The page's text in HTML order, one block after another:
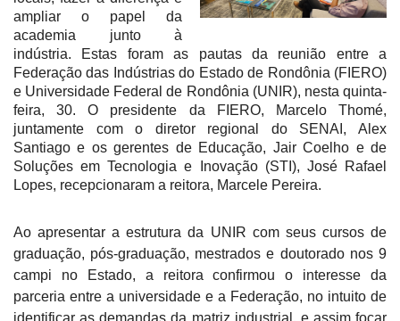
ampliar o papel da
academia junto à
indústria. Estas foram as pautas da reunião entre a
Federação das Indústrias do Estado de Rondônia (FIERO)
e Universidade Federal de Rondônia (UNIR), nesta quinta-
feira, 30. O presidente da FIERO, Marcelo Thomé,
juntamente com o diretor regional do SENAI, Alex
Santiago e os gerentes de Educação, Jair Coelho e de
Soluções em Tecnologia e Inovação (STI), José Rafael
Lopes, recepcionaram a reitora, Marcele Pereira.
Ao apresentar a estrutura da UNIR com seus cursos de
graduação, pós-graduação, mestrados e doutorado nos 9
campi no Estado, a reitora confirmou o interesse da
parceria entre a universidade e a Federação, no intuito de
identificar as demandas da matriz industrial, e assim focar